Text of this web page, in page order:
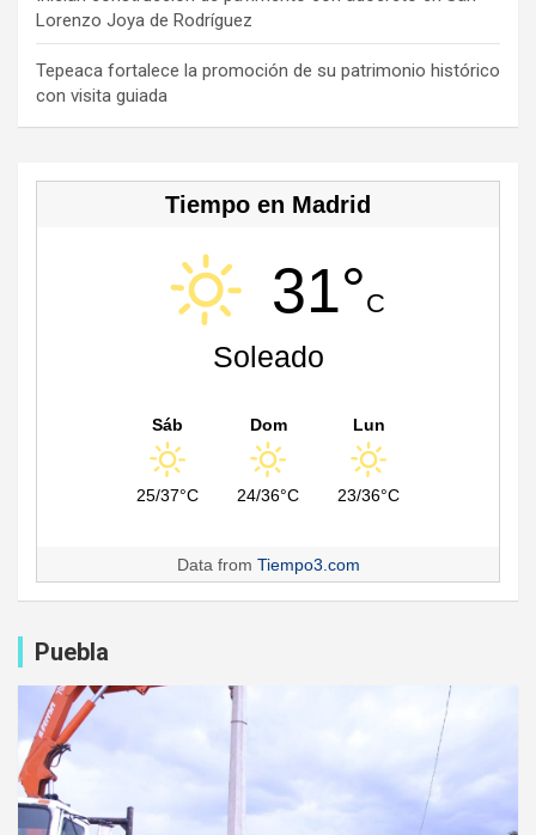
n
n
el
Lorenzo Joya de Rodríguez
Tepeaca fortalece la promoción de su patrimonio histórico
con visita guiada
Tiempo en Madrid
31°C
Soleado
Sáb
25/37°C
Dom
24/36°C
Lun
23/36°C
Data from Tiempo3.com
Puebla